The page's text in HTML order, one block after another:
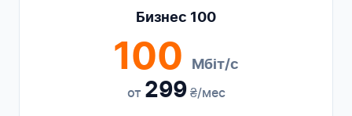
Бизнес 100
100 Мбіт/с
от 299₴/мес